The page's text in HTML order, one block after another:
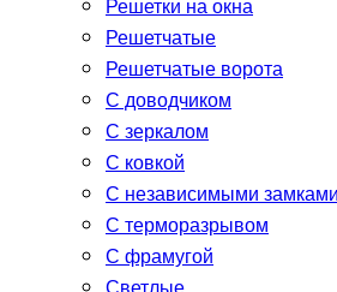
Решетки на окна
Решетчатые
Решетчатые ворота
С доводчиком
С зеркалом
С ковкой
С независимыми
С терморазрывом
С фрамугой